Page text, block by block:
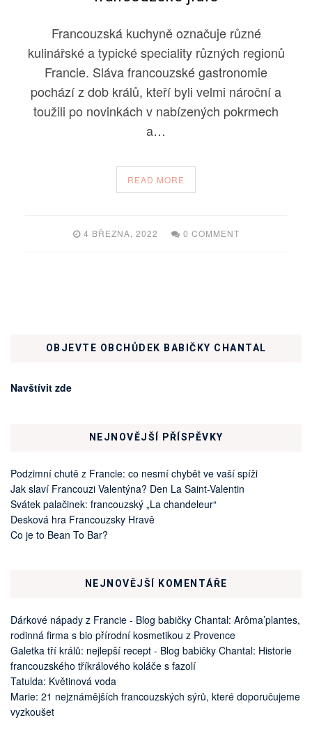
Francouzská kuchyně označuje různé
kulinářské a typické speciality různých regionů
Francie. Sláva francouzské gastronomie
pochází z dob králů, kteří byli velmi nároční a
toužili po novinkách v nabízených pokrmech
a…
READ MORE
4 BŘEZNA, 2022 0 COMMENT
OBJEVTE OBCHŮDEK BABIČKY CHANTAL
Navštívit zde
NEJNOVĚJŠÍ PŘÍSPĚVKY
Podzimní chutě z Francie: co nesmí chybět ve vaší spíži
Jak slaví Francouzi Valentýna? Den La Saint-Valentin
Svátek palačinek: francouzský „La chandeleur“
Desková hra Francouzsky Hravě
Co je to Bean To Bar?
NEJNOVĚJŠÍ KOMENTÁŘE
Dárkové nápady z Francie - Blog babičky Chantal: Arôma’plantes,
rodinná firma s bio přírodní kosmetikou z Provence
Galetka tří králů: nejlepší recept - Blog babičky Chantal: Historie
francouzského tříkrálového koláče s fazolí
Tatulda: Květinová voda
Marie: 21 nejznámějších francouzských sýrů, které doporučujeme
vyzkoušet